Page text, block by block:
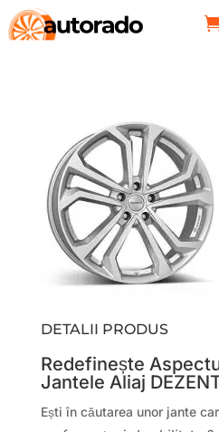
DETALII PRODUS
Redefinește
Jantele Aliaj
Ești în căutarea unor jante